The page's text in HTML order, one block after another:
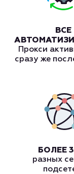
ВСЕ
Прокси
сразу же
БОЛЕЕ
разных